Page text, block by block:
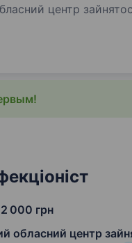
центр
— кваліфіковані
000 грн
обласний центр